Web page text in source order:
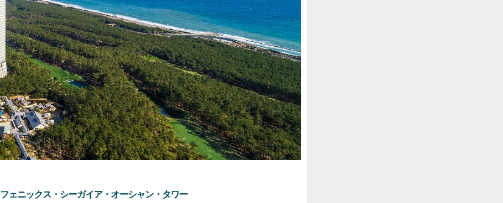
フェニックス・シーガイア・オーシャン・タワー